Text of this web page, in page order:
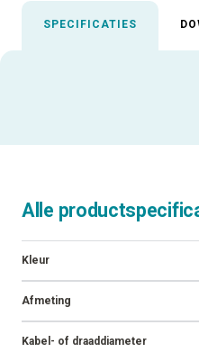
SPECIFICATIES
Alle
Kleur
Afmeting
Kabel- of draaddiameter